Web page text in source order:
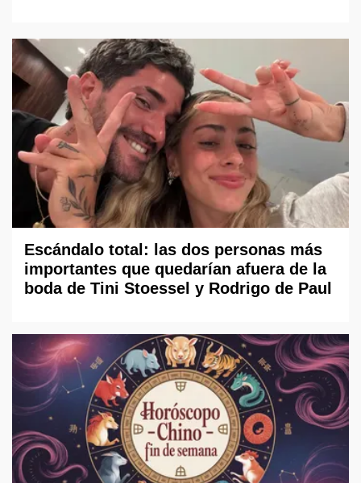
Escándalo total: las dos personas más
importantes que quedarían afuera de la
boda de Tini Stoessel y Rodrigo de Paul